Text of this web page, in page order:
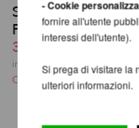
Set di Attrezzi
Pole
39,66 EUR
incl. 21 % UST escl.
Costi di spedizione
- Cookie
fornire all'utente
interessi dell'utente).
Si prega di visitare la
ulteriori informazioni.